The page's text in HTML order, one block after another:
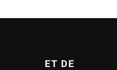
ET DE